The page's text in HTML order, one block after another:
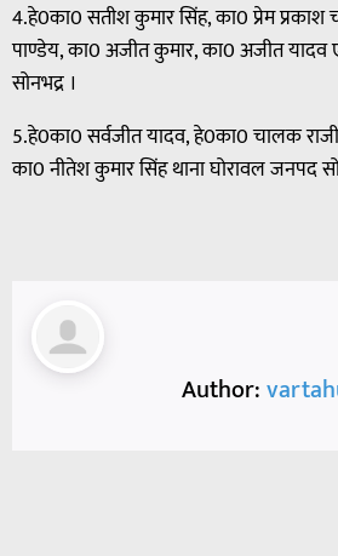
4.हे0का0 सतीश कुमार सिंह, का0 प्रेम प्रकाश
पाण्डेय, का0 अजीत कुमार, का0 अजीत
सोनभद्र ।
5.हे0का0 सर्वजीत यादव, हे0का0 चालक
का0 नीतेश कुमार सिंह थाना घोरावल जनपद
Author: